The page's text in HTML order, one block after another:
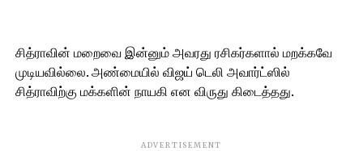
சித்ராவின் மறைவை இன்னும் அவரது ரசிகர்களால் மறக்கவே
முடியவில்லை. அண்மையில் விஜய் டெலி அவார்ட்ஸில்
சித்ராவிற்கு மக்களின் நாயகி என விருது கிடைத்தது.
ADVERTISEMENT